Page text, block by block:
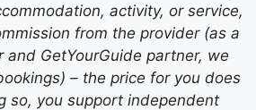
activity, or service,
from the provider (as a
and GetYourGuide partner, we
– the price for you does
so, you support independent